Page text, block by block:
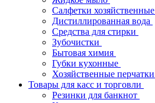
Салфетки хозяйственные
Дистиллированная вода
Средства для стирки
Зубочистки
Бытовая химия
Губки кухонные
Хозяйственные перчатки
Товары для касс и торговли
Резинки для банкнот